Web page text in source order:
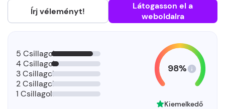
Írj véleményt!
Látogasson el a
weboldalra
5 Csillagok
4 Csillagok
3 Csillagok
2 Csillagok
1 Csillagok
98%
Kiemelkedő